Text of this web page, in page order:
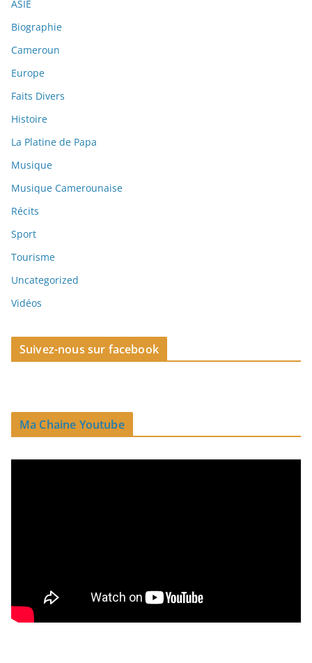
ASIE
Biographie
Cameroun
Europe
Faits Divers
Histoire
La Platine de Papa
Musique
Musique Camerounaise
Récits
Sport
Tourisme
Uncategorized
Vidéos
Suivez-nous sur facebook
Ma Chaine Youtube